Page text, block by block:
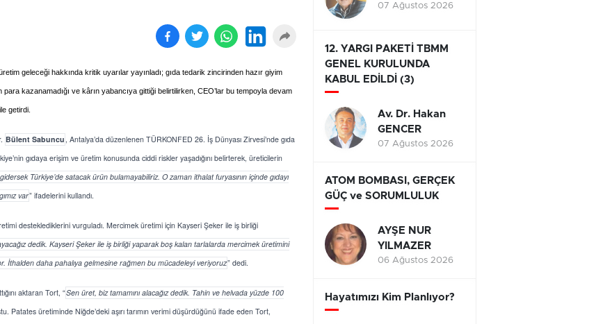
geleceği hakkında kritik uyarılar yayınladı; gıda tedarik zincirinden hazır giyim
kazanamadığı ve kârın yabancıya gittiği belirtilirken, CEO’lar bu tempoyla devam
getirdi.
Bülent Sabuncu , Antalya’da düzenlenen TÜRKONFED 26. İş Dünyası Zirvesi’nde gıda
gıdaya erişim ve üretim konusunda ciddi riskler yaşadığını belirterek, üreticilerin
Türkiye’de satacak ürün bulamayabiliriz. O zaman ithalat furyasının içinde gıdayı
var” ifadelerini kullandı.
desteklediklerini vurguladı. Mercimek üretimi için Kayseri Şeker ile iş birliği
dedik. Kayseri Şeker ile iş birliği yaparak boş kalan tarlalarda mercimek üretimini
İthalden daha pahalıya gelmesine rağmen bu mücadeleyi veriyoruz” dedi.
aktaran Tort, “Sen üret, biz tamamını alacağız dedik. Tahin ve helvada yüzde 100
Patates üretiminde Niğde’deki aşırı tarımın verimi düşürdüğünü ifade eden Tort,
07 Ağustos 2026
12. YARGI PAKETİ TBMM
GENEL KURULUNDA
KABUL EDİLDİ (3)
Av. Dr. Hakan
GENCER
07 Ağustos 2026
ATOM BOMBASI, GERÇEK
GÜÇ ve SORUMLULUK
AYŞE NUR
YILMAZER
06 Ağustos 2026
Hayatımızı Kim Planlıyor?